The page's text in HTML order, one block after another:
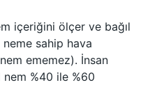
içeriğini ölçer ve bağıl
sahip hava
ememez). İnsan
nem %40 ile %60